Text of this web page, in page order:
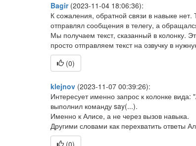
Bagir(2023-11-04 18:06:36):
К сожаления, обратной связи в навыке нет.
отправлял сообщения в телегу, а
Мы получаем текст, сказанный в колонку.
просто отправляем текст на озвучку в
(0)
klejnov (2023-11-07 00:39:26):
Интересует именно запрос к колонке вида:
выполнил команду say(...).
Именно к Алисе, а не через вызов навыка.
Другими словами как перехватить ответы
(0)